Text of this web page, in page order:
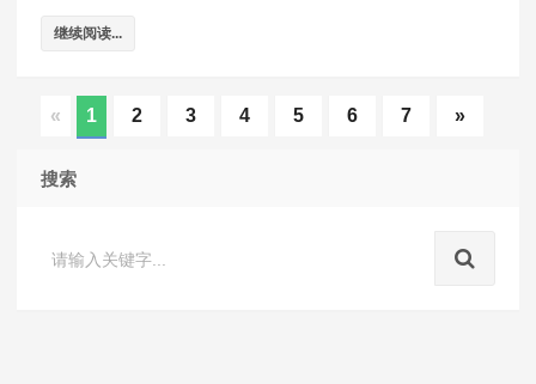
继续阅读...
« 1 2 3 4 5 6 7 »
搜索